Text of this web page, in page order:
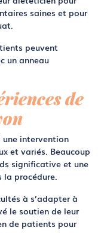
saines et pour
peuvent
un anneau
de
intervention
et variés. Beaucoup
significative et une
procédure.
à s’adapter à
le soutien de leur
de patients pour